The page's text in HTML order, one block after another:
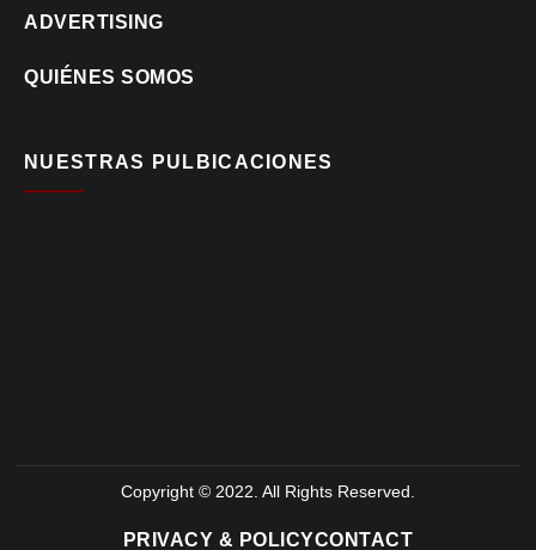
ADVERTISING
QUIÉNES SOMOS
NUESTRAS PULBICACIONES
Copyright © 2022. All Rights Reserved.
PRIVACY & POLICYCONTACT